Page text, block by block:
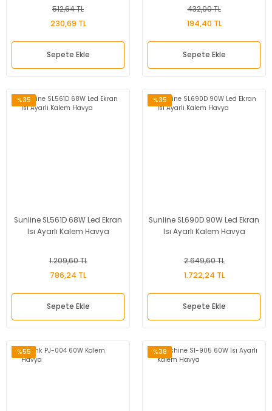
512,64 TL
230,69 TL
Sepete Ekle
432,00 TL
194,40 TL
Sepete Ekle
%35
Sunline SL561D 68W Led Ekran
Isı Ayarlı Kalem Havya
1.209,60 TL
786,24 TL
Sepete Ekle
%35
Sunline SL690D 90W Led Ekran
Isı Ayarlı Kalem Havya
2.649,60 TL
1.722,24 TL
Sepete Ekle
%55 %38